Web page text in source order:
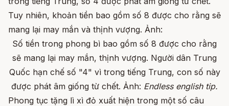
Số tiền trong phong bì bao gồm số 8 được cho rằng
sẽ mang lại may mắn, thịnh vượng. Người dân Trung
Quốc hạn chế số "4" vì trong tiếng Trung, con số này
được phát âm giống từ chết. Ảnh: Endless english tip.
Phong tục tặng lì xì đỏ xuất hiện trong một số câu